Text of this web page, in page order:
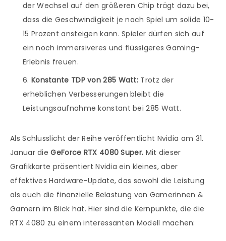
der Wechsel auf den größeren Chip trägt dazu bei,
dass die Geschwindigkeit je nach Spiel um solide 10-
15 Prozent ansteigen kann. Spieler dürfen sich auf
ein noch immersiveres und flüssigeres Gaming-
Erlebnis freuen.
Konstante TDP von 285 Watt: Trotz der
erheblichen Verbesserungen bleibt die
Leistungsaufnahme konstant bei 285 Watt.
Als Schlusslicht der Reihe veröffentlicht Nvidia am 31.
Januar dieGeForce RTX 4080 Super. Mit dieser
Grafikkarte präsentiert Nvidia ein kleines, aber
effektives Hardware-Update, das sowohl die Leistung
als auch die finanzielle Belastung von Gamerinnen &
Gamern im Blick hat. Hier sind die Kernpunkte, die die
RTX 4080 zu einem interessanten Modell machen: